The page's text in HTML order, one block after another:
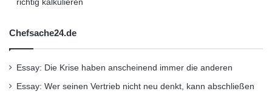
bieten möglicherweise keinen Nutzen bei
Qualitativ hochwertige Nachtsichtbrillen mit
effektiven Beschichtungen sind nicht billig
richtig kalkulieren
Chefsache24.de
Essay: Die Krise haben anscheinend immer die anderen
Essay: Wer seinen Vertrieb nicht neu denkt, kann abschließen